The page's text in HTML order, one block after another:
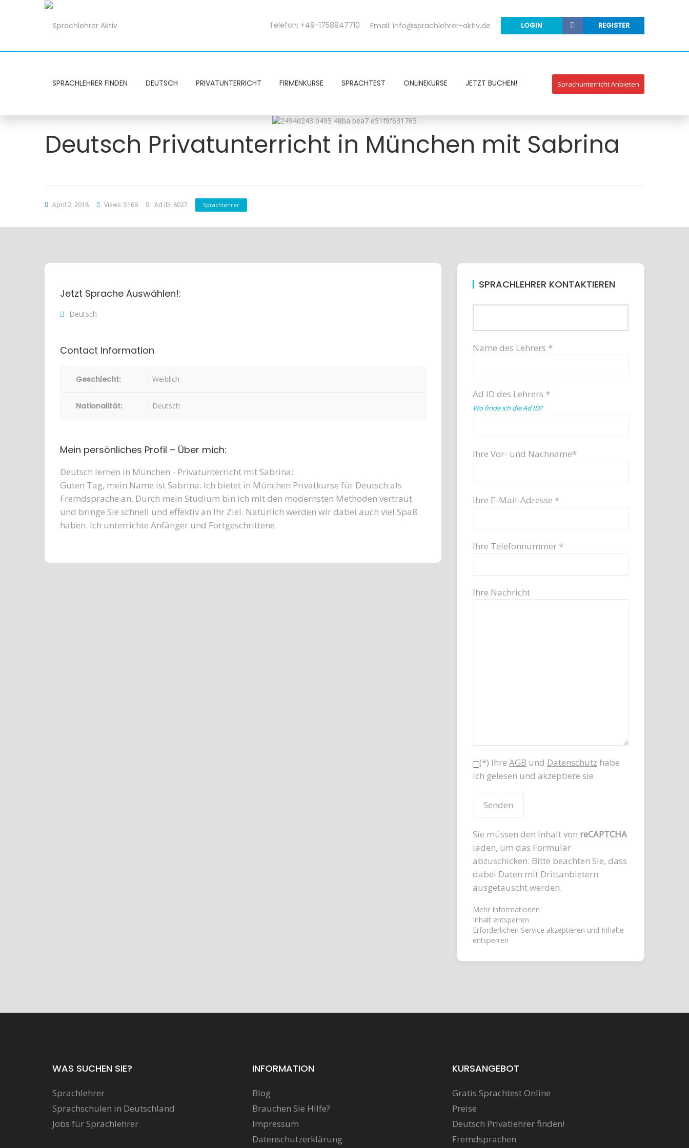
LOGIN REGISTER
Telefon: +49-1758947710 Email: info@sprachlehrer-aktiv.de
SPRACHLEHRER FINDEN DEUTSCH PRIVATUNTERRICHT FIRMENKURSE SPRACHTEST ONLINEKURSE JETZT BUCHEN! Sprachunterricht Anbieten
Deutsch Privatunterricht in München mit Sabrina
April 2, 2018 Views: 5169 Ad ID: 8027 Sprachlehrer
Jetzt Sprache Auswählen!:
Deutsch
Contact Information
Geschlecht: Weiblich
Nationalität: Deutsch
Mein persönliches Profil – Über mich:
Deutsch lernen in München - Privatunterricht mit Sabrina:
Guten Tag, mein Name ist Sabrina. Ich bietet in München Privatkurse für Deutsch als
Fremdsprache an. Durch mein Studium bin ich mit den modernsten Methoden vertraut
und bringe Sie schnell und effektiv an Ihr Ziel. Natürlich werden wir dabei auch viel Spaß
haben. Ich unterrichte Anfänger und Fortgeschrittene.
SPRACHLEHRER KONTAKTIEREN
Name des Lehrers *
Ad ID des Lehrers *
Wo finde ich die Ad ID?
Ihre Vor- und Nachname*
Ihre E-Mail-Adresse *
Ihre Telefonnummer *
Ihre Nachricht
(*) Ihre AGB und Datenschutz habe
ich gelesen und akzeptiere sie.
Sie müssen den Inhalt von reCAPTCHA
laden, um das Formular
abzuschicken. Bitte beachten Sie, dass
dabei Daten mit Drittanbietern
ausgetauscht werden.
Mehr Informationen
Inhalt entsperren
Erforderlichen Service akzeptieren und Inhalte
entsperren
WAS SUCHEN SIE?
Sprachlehrer
Sprachschulen in Deutschland
Jobs für Sprachlehrer
INFORMATION
Blog
Brauchen Sie Hilfe?
Impressum
Datenschutzerklärung
KURSANGEBOT
Gratis Sprachtest Online
Preise
Deutsch Privatlehrer finden!
Fremdsprachen